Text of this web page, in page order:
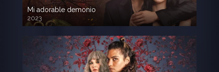
Mi adorable demonio
2023